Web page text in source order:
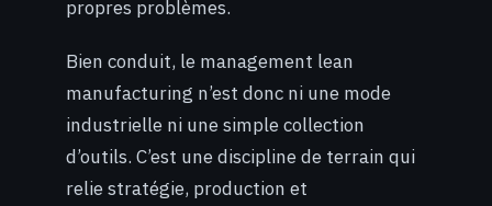
propres problèmes.
Bien conduit, le management lean
manufacturing n’est donc ni une mode
industrielle ni une simple collection
d’outils. C’est une discipline de terrain qui
relie stratégie, production et